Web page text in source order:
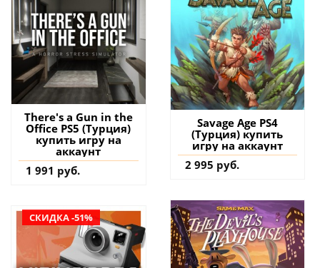
There's a Gun in the
Office PS5 (Турция)
купить игру на
аккаунт
1 991 руб.
Savage Age PS4
(Турция) купить
игру на аккаунт
2 995 руб.
СКИДКА -51%